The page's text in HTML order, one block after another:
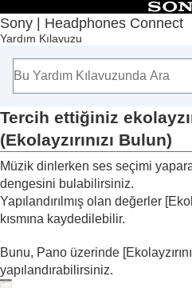
Sony | Headphones Connect
Yardım Kılavuzu
İçindekiler
Başlangıç Sayfası
Başlarken
Kullanım
“Sony | Headphones
[Durum] sekmesinde
[Ses] sekmesinde
Hızlı Ses Ayarlarını
Gürültü önleme
ayarlama (
Ortam Sesi
Kulaklık takarken
Konuş deneyimi
gürültü önleme
Gürültü Önleme
Ses Konumunu Kontrol
Tercih ettiğiniz
(Ekolayzırınızı Bulun)
Müzik dinlerken ses seçimi
dengesini bulabilirsiniz.
Yapılandırılmış olan değerler [
kısmına kaydedilebilir.
Bunu, Pano üzerinde [
yapılandırabilirsiniz.